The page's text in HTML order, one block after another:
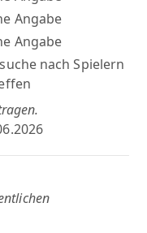
Angabe
Angabe
nach Spielern